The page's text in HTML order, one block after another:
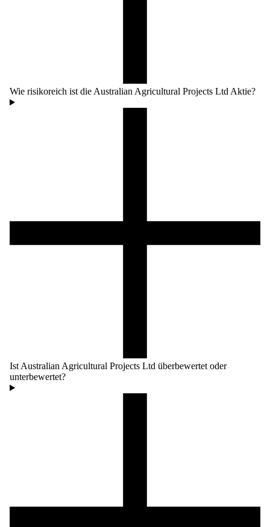
Wie risikoreich ist die Australian Agricultural Projects Ltd Aktie?
Ist Australian Agricultural Projects Ltd überbewertet oder
unterbewertet?